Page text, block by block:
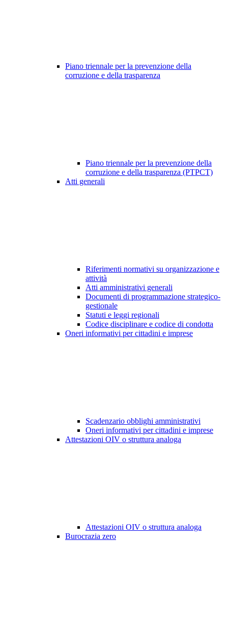
Piano triennale per la prevenzione della
corruzione e della trasparenza
Piano triennale per la prevenzione della
corruzione e della trasparenza (PTPCT)
Atti generali
Riferimenti normativi su organizzazione e
attività
Atti amministrativi generali
Documenti di programmazione strategico-
gestionale
Statuti e leggi regionali
Codice disciplinare e codice di condotta
Oneri informativi per cittadini e imprese
Scadenzario obblighi amministrativi
Oneri informativi per cittadini e imprese
Attestazioni OIV o struttura analoga
Attestazioni OIV o struttura analoga
Burocrazia zero